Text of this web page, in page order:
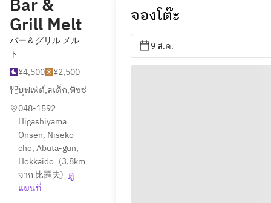
Bar &
Grill Melt
バー＆グリル メル
ト
¥4,500
¥2,500
บุฟเฟ่ต์,สเต็ก,พิซซ่า
048-1592
Higashiyama
Onsen, Niseko-
cho, Abuta-gun,
Hokkaido (3.8km
จาก 比羅夫) ดู
แผนที่
จองโต๊ะ
9 ส.ค.